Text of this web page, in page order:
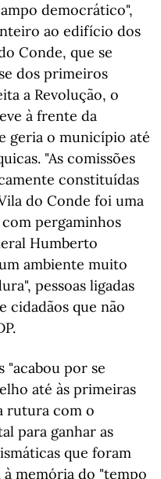
democrático",
ao edifício dos
Conde, que se
dos primeiros
a Revolução, o
à frente da
geria o município até
"As comissões
constituídas
do Conde foi uma
pergaminhos
Humberto
ambiente muito
pessoas ligadas
cidadãos que não
"acabou por se
até às primeiras
rutura com o
para ganhar as
que foram
à memória do "tempo